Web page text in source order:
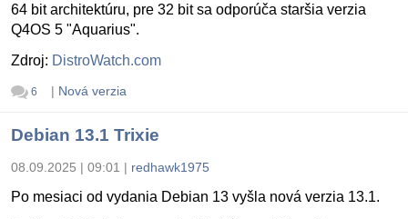
64 bit architektúru, pre 32 bit sa odporúča staršia verzia
Q4OS 5 "Aquarius".
Zdroj: DistroWatch.com
6 | Nová verzia
Debian 13.1 Trixie
08.09.2025 | 09:01 | redhawk1975
Po mesiaci od vydania Debian 13 vyšla nová verzia 13.1.